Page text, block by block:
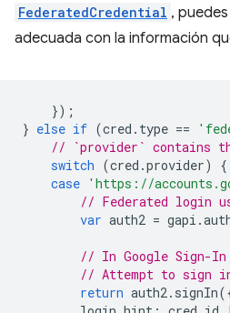
FederatedCredential ,
adecuada con la información
});
} else if (cred . type ==
// `provider` contains
switch (cred .provider)
{
case 'https://
// Federated login
var auth2 = gapi .
// In Google Sign-
// Attempt to sign
return auth2 . signIn